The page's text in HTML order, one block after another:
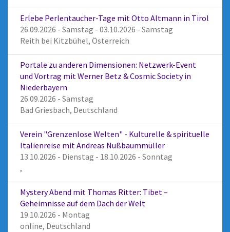
Erlebe Perlentaucher-Tage mit Otto Altmann in Tirol
26.09.2026 - Samstag - 03.10.2026 - Samstag
Reith bei Kitzbühel, Österreich
Portale zu anderen Dimensionen: Netzwerk-Event
und Vortrag mit Werner Betz & Cosmic Society in
Niederbayern
26.09.2026 - Samstag
Bad Griesbach, Deutschland
Verein "Grenzenlose Welten" - Kulturelle & spirituelle
Italienreise mit Andreas Nußbaummüller
13.10.2026 - Dienstag - 18.10.2026 - Sonntag
,
Mystery Abend mit Thomas Ritter: Tibet –
Geheimnisse auf dem Dach der Welt
19.10.2026 - Montag
online, Deutschland